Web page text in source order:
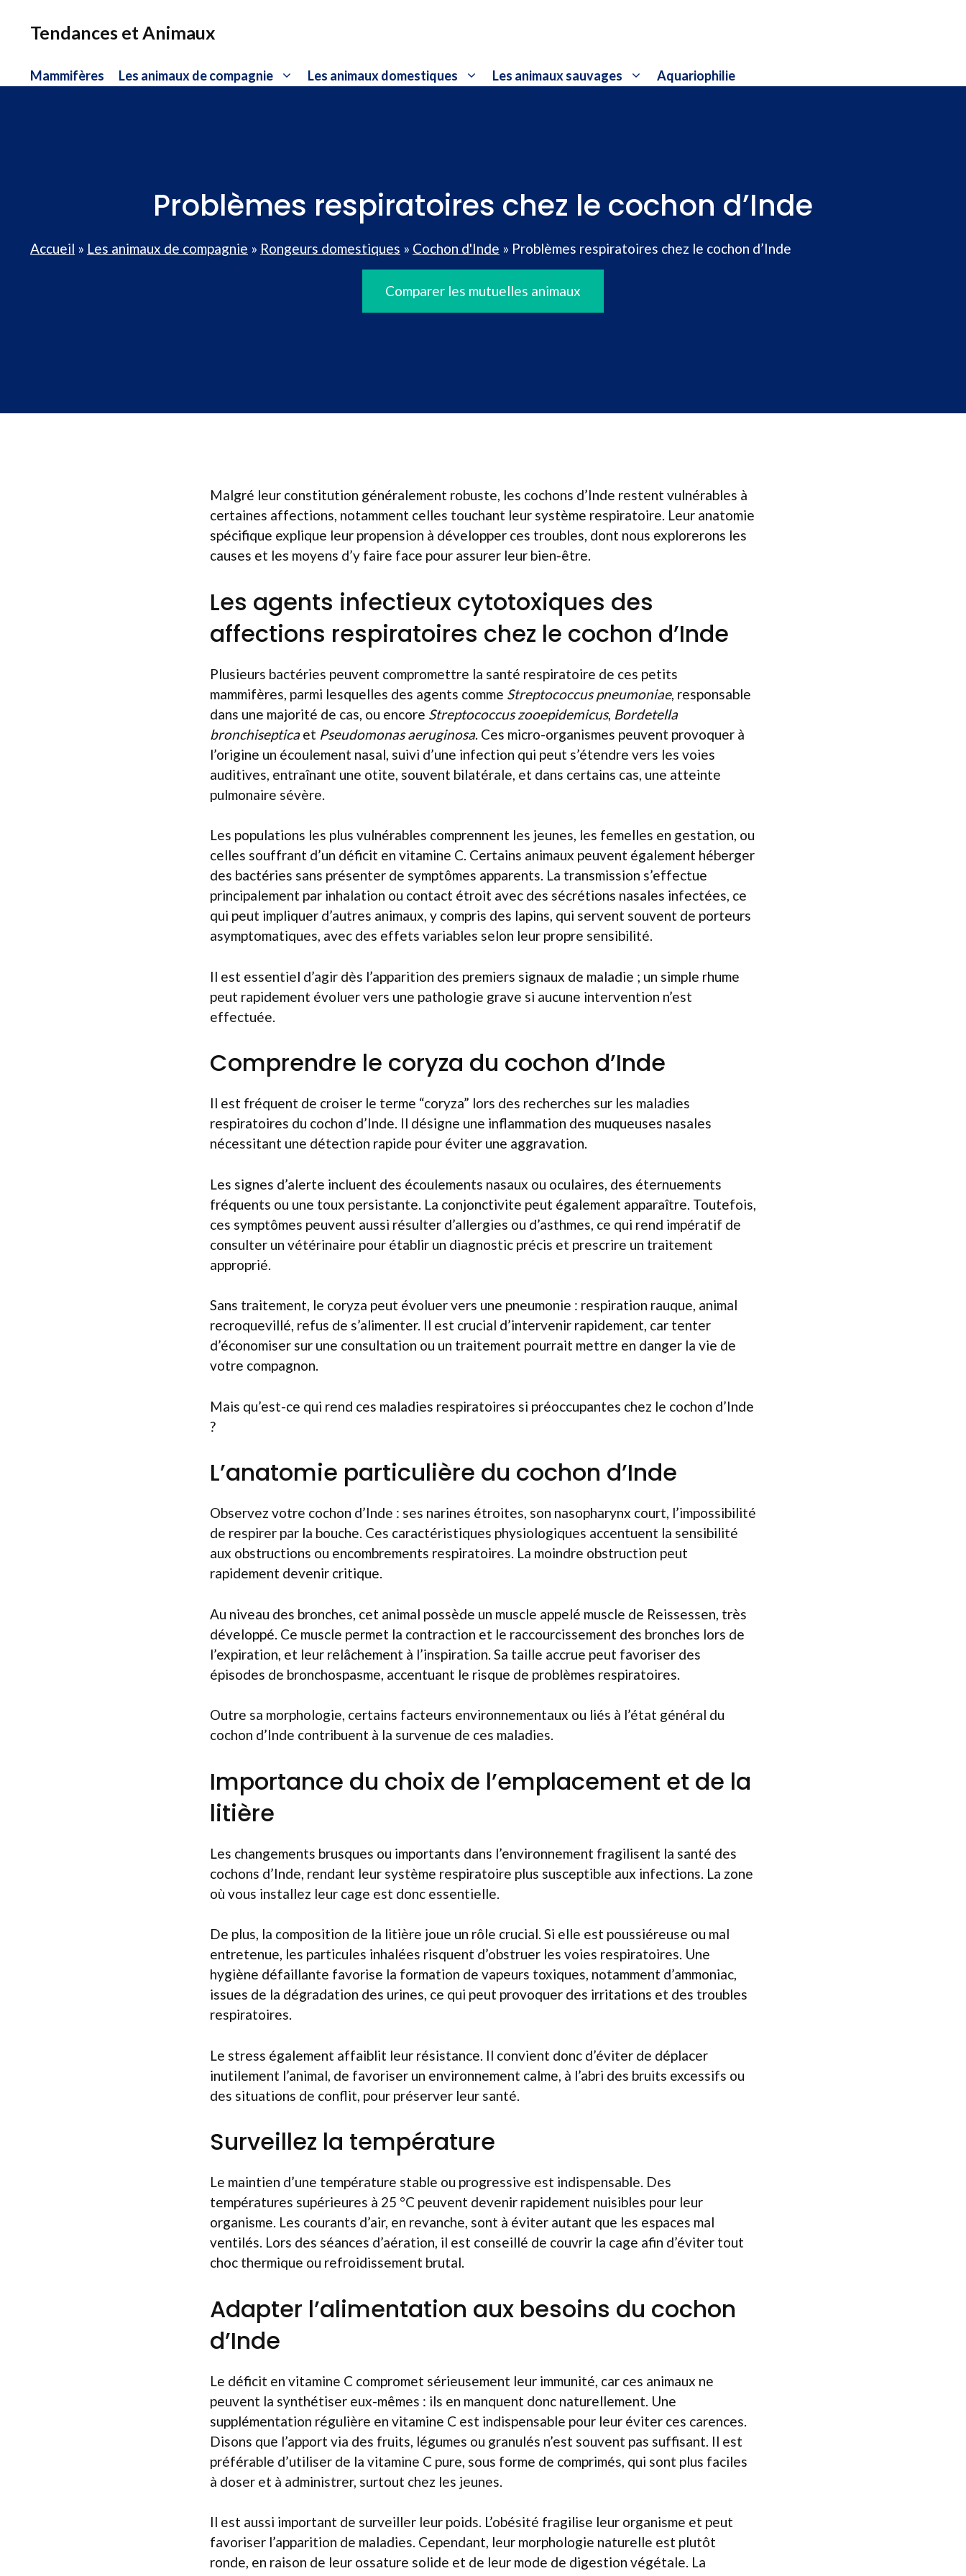
Tendances et Animaux
Mammifères Les animaux de compagnie Les animaux domestiques Les animaux sauvages Aquariophilie
Problèmes respiratoires chez le cochon d’Inde
Accueil » Les animaux de compagnie » Rongeurs domestiques » Cochon d'Inde » Problèmes respiratoires chez le cochon d’Inde
Comparer les mutuelles animaux
Malgré leur constitution généralement robuste, les cochons d’Inde restent vulnérables à
certaines affections, notamment celles touchant leur système respiratoire. Leur anatomie
spécifique explique leur propension à développer ces troubles, dont nous explorerons les
causes et les moyens d’y faire face pour assurer leur bien-être.
Les agents infectieux cytotoxiques des
affections respiratoires chez le cochon d’Inde
Plusieurs bactéries peuvent compromettre la santé respiratoire de ces petits
mammifères, parmi lesquelles des agents comme Streptococcus pneumoniae, responsable
dans une majorité de cas, ou encore Streptococcus zooepidemicus, Bordetella
bronchisepticaet Pseudomonas aeruginosa. Ces micro-organismes peuvent provoquer à
l’origine un écoulement nasal, suivi d’une infection qui peut s’étendre vers les voies
auditives, entraînant une otite, souvent bilatérale, et dans certains cas, une atteinte
pulmonaire sévère.
Les populations les plus vulnérables comprennent les jeunes, les femelles en gestation, ou
celles souffrant d’un déficit en vitamine C. Certains animaux peuvent également héberger
des bactéries sans présenter de symptômes apparents. La transmission s’effectue
principalement par inhalation ou contact étroit avec des sécrétions nasales infectées, ce
qui peut impliquer d’autres animaux, y compris des lapins, qui servent souvent de porteurs
asymptomatiques, avec des effets variables selon leur propre sensibilité.
Il est essentiel d’agir dès l’apparition des premiers signaux de maladie ; un simple rhume
peut rapidement évoluer vers une pathologie grave si aucune intervention n’est
effectuée.
Comprendre le coryza du cochon d’Inde
Il est fréquent de croiser le terme “coryza” lors des recherches sur les maladies
respiratoires du cochon d’Inde. Il désigne une inflammation des muqueuses nasales
nécessitant une détection rapide pour éviter une aggravation.
Les signes d’alerte incluent des écoulements nasaux ou oculaires, des éternuements
fréquents ou une toux persistante. La conjonctivite peut également apparaître. Toutefois,
ces symptômes peuvent aussi résulter d’allergies ou d’asthmes, ce qui rend impératif de
consulter un vétérinaire pour établir un diagnostic précis et prescrire un traitement
approprié.
Sans traitement, le coryza peut évoluer vers une pneumonie : respiration rauque, animal
recroquevillé, refus de s’alimenter. Il est crucial d’intervenir rapidement, car tenter
d’économiser sur une consultation ou un traitement pourrait mettre en danger la vie de
votre compagnon.
Mais qu’est-ce qui rend ces maladies respiratoires si préoccupantes chez le cochon d’Inde
?
L’anatomie particulière du cochon d’Inde
Observez votre cochon d’Inde : ses narines étroites, son nasopharynx court, l’impossibilité
de respirer par la bouche. Ces caractéristiques physiologiques accentuent la sensibilité
aux obstructions ou encombrements respiratoires. La moindre obstruction peut
rapidement devenir critique.
Au niveau des bronches, cet animal possède un muscle appelé muscle de Reissessen, très
développé. Ce muscle permet la contraction et le raccourcissement des bronches lors de
l’expiration, et leur relâchement à l’inspiration. Sa taille accrue peut favoriser des
épisodes de bronchospasme, accentuant le risque de problèmes respiratoires.
Outre sa morphologie, certains facteurs environnementaux ou liés à l’état général du
cochon d’Inde contribuent à la survenue de ces maladies.
Importance du choix de l’emplacement et de la
litière
Les changements brusques ou importants dans l’environnement fragilisent la santé des
cochons d’Inde, rendant leur système respiratoire plus susceptible aux infections. La zone
où vous installez leur cage est donc essentielle.
De plus, la composition de la litière joue un rôle crucial. Si elle est poussiéreuse ou mal
entretenue, les particules inhalées risquent d’obstruer les voies respiratoires. Une
hygiène défaillante favorise la formation de vapeurs toxiques, notamment d’ammoniac,
issues de la dégradation des urines, ce qui peut provoquer des irritations et des troubles
respiratoires.
Le stress également affaiblit leur résistance. Il convient donc d’éviter de déplacer
inutilement l’animal, de favoriser un environnement calme, à l’abri des bruits excessifs ou
des situations de conflit, pour préserver leur santé.
Surveillez la température
Le maintien d’une température stable ou progressive est indispensable. Des
températures supérieures à 25 °C peuvent devenir rapidement nuisibles pour leur
organisme. Les courants d’air, en revanche, sont à éviter autant que les espaces mal
ventilés. Lors des séances d’aération, il est conseillé de couvrir la cage afin d’éviter tout
choc thermique ou refroidissement brutal.
Adapter l’alimentation aux besoins du cochon
d’Inde
Le déficit en vitamine C compromet sérieusement leur immunité, car ces animaux ne
peuvent la synthétiser eux-mêmes : ils en manquent donc naturellement. Une
supplémentation régulière en vitamine C est indispensable pour leur éviter ces carences.
Disons que l’apport via des fruits, légumes ou granulés n’est souvent pas suffisant. Il est
préférable d’utiliser de la vitamine C pure, sous forme de comprimés, qui sont plus faciles
à doser et à administrer, surtout chez les jeunes.
Il est aussi important de surveiller leur poids. L’obésité fragilise leur organisme et peut
favoriser l’apparition de maladies. Cependant, leur morphologie naturelle est plutôt
ronde, en raison de leur ossature solide et de leur mode de digestion végétale. La